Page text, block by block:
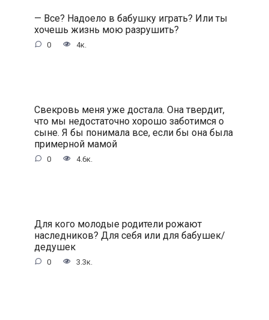
— Все? Надоело в бабушку играть? Или ты
хочешь жизнь мою разрушить?
0 4к.
Свекровь меня уже достала. Она твердит,
что мы недостаточно хорошо заботимся о
сыне. Я бы понимала все, если бы она была
примерной мамой
0 4.6к.
Для кого молодые родители рожают
наследников? Для себя или для бабушек/
дедушек
0 3.3к.